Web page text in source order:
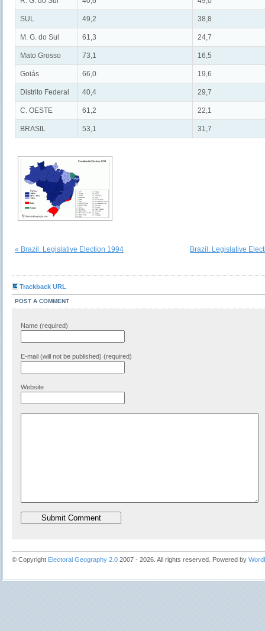
SUL 49,2 38,8
M. G. do Sul 61,3 24,7
Mato Grosso 73,1 16,5
Goiás 66,0 19,6
Distrito Federal 40,4 29,7
C. OESTE 61,2 22,1
BRASIL 53,1 31,7
« Brazil. Legislative Election 1994 Brazil. Legislative
Trackback URL
POST A COMMENT
Name (required)
E-mail (will not be published) (required)
Website
© Copyright Electoral Geography 2.0 2007 - 2026. All rights reserved. Powered by